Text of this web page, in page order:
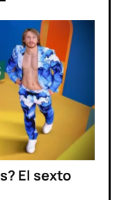
El sexto